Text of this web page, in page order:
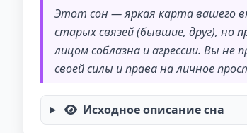
Этот сон — яркая карта вашего
старых связей (бывшие, друг), но
лицом соблазна и агрессии. Вы
своей силы и права на личное
Исходное описание сна